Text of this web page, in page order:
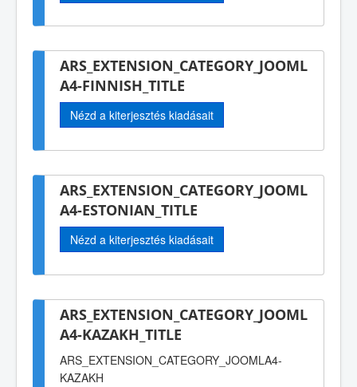
ARS_EXTENSION_CATEGORY_JOOML
A4-FINNISH_TITLE
Nézd a kiterjesztés kiadásait
ARS_EXTENSION_CATEGORY_JOOML
A4-ESTONIAN_TITLE
Nézd a kiterjesztés kiadásait
ARS_EXTENSION_CATEGORY_JOOML
A4-KAZAKH_TITLE
ARS_EXTENSION_CATEGORY_JOOMLA4-
KAZAKH